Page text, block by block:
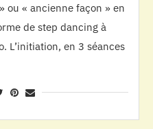
ou « ancienne façon » en
de step dancing à
L’initiation, en 3 séances